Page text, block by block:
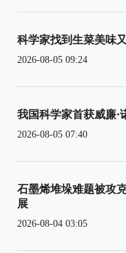
科学家找到生菜美味
2026-08-05 09:24
我国科学家首获威廉·
2026-08-05 07:40
石墨烯堆垛难题被攻
展
2026-08-04 03:05